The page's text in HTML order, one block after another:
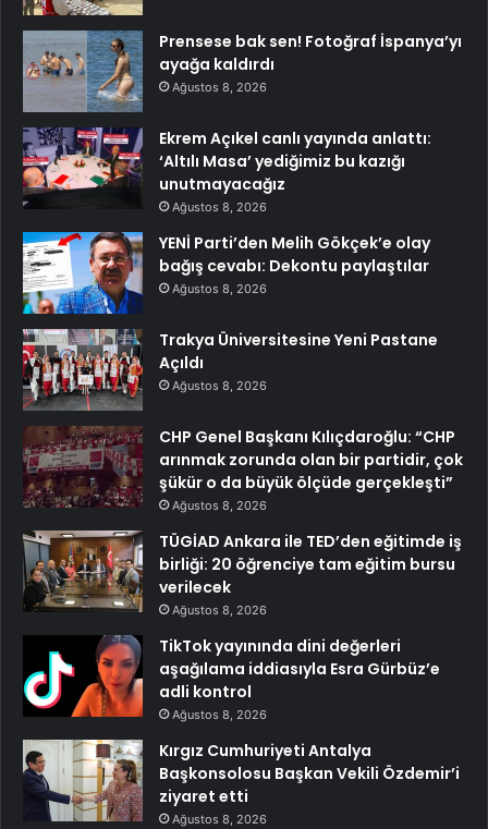
Prensese bak sen! Fotoğraf İspanya’yı
ayağa kaldırdı
Ağustos 8, 2026
Ekrem Açıkel canlı yayında anlattı:
‘Altılı Masa’ yediğimiz bu kazığı
unutmayacağız
Ağustos 8, 2026
YENİ Parti’den Melih Gökçek’e olay
bağış cevabı: Dekontu paylaştılar
Ağustos 8, 2026
Trakya Üniversitesine Yeni Pastane
Açıldı
Ağustos 8, 2026
CHP Genel Başkanı Kılıçdaroğlu: “CHP
arınmak zorunda olan bir partidir, çok
şükür o da büyük ölçüde gerçekleşti”
Ağustos 8, 2026
TÜGİAD Ankara ile TED’den eğitimde iş
birliği: 20 öğrenciye tam eğitim bursu
verilecek
Ağustos 8, 2026
TikTok yayınında dini değerleri
aşağılama iddiasıyla Esra Gürbüz’e
adli kontrol
Ağustos 8, 2026
Kırgız Cumhuriyeti Antalya
Başkonsolosu Başkan Vekili Özdemir’i
ziyaret etti
Ağustos 8, 2026